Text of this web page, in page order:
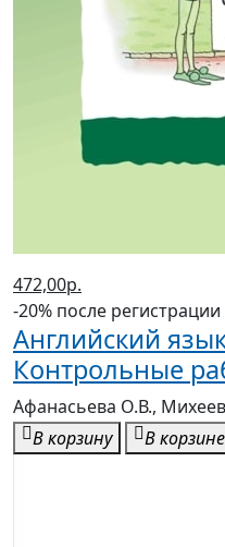
472,00р.
-20% после регистрации
Английский
Контрольные
Афанасьева О.В.,
В корзину
В корзине